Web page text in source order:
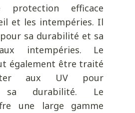
protection efficace
et les intempéries. Il
sa durabilité et sa
intempéries. Le
également être traité
aux UV pour
sa durabilité. Le
une large gamme